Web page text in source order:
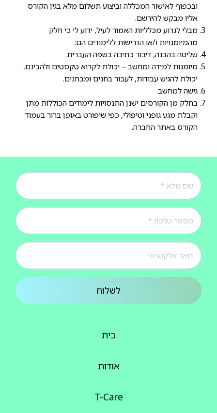
ובכפוף לאישור המכללה וביצוע תשלום מלא בגין הקורס
אליו מבקש להירשם.
מבלי לגרוע מכלליות האמור לעיל, ידוע לי כי חלק
מהמיומנויות ו/או הדרישות ללימודים הם:
שליטה בהבנה, דיבור כתיבה בשפה העברית.
מיומנות למידה ומחשב – יכולת לקרוא טקסטים ולהבינם,
יכולת להגיש עבודות, לעבור בחנים ומבחנים.
גישה למחשב.
בחלק מן הקורסים ישנן התנסויות לימודים הכוללות מתן
וקבלת מגע גופני וטיפולי, כפי שיפורט באופן ברור בעמוד
הקורס באתר החברה.
לשלוח
בית
אודות
T-Care